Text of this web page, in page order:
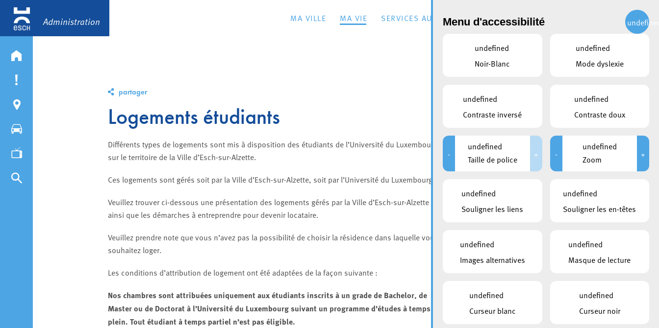
Administration MA VILLE MA VIE SERVICES AU CITOYEN ACTUALITÉS PUBLICATIONS CONTACT
partager
Logements étudiants
Différents types de logements sont mis à disposition des étudiants de l’Université du Luxembourg
sur le territoire de la Ville d’Esch-sur-Alzette.
Ces logements sont gérés soit par la Ville d’Esch-sur-Alzette, soit par l’Université du Luxembourg.
Veuillez trouver ci-dessous une présentation des logements gérés par la Ville d’Esch-sur-Alzette
ainsi que les démarches à entreprendre pour devenir locataire.
Veuillez prendre note que vous n’avez pas la possibilité de choisir la résidence dans laquelle vous
souhaitez loger.
Les conditions d’attribution de logement ont été adaptées de la façon suivante :
Nos chambres sont attribuées uniquement aux étudiants inscrits à un grade de Bachelor, de
Master ou de Doctorat à l’Université du Luxembourg suivant un programme d’études à temps
plein. Tout étudiant à temps partiel n’est pas éligible.
CONTACTS
Logements étudiants
L-4276
+352 2754 2200
Tel: (+352) 2754-2200
Mail: studenthome[at]villeesch.lu
DOCUMENTS
Règlement d’Ordre intérieur
Menu d'accessibilité
undefined
Noir-Blanc
undefined
Mode dyslexie
undefined
Contraste inversé
undefined
Contraste doux
-
undefined
Taille de police
+ -
undefined
Zoom
+
undefined
Souligner les liens
undefined
Souligner les en-têtes
undefined
Images alternatives
undefined
Masque de lecture
undefined
Curseur blanc
undefined
Curseur noir